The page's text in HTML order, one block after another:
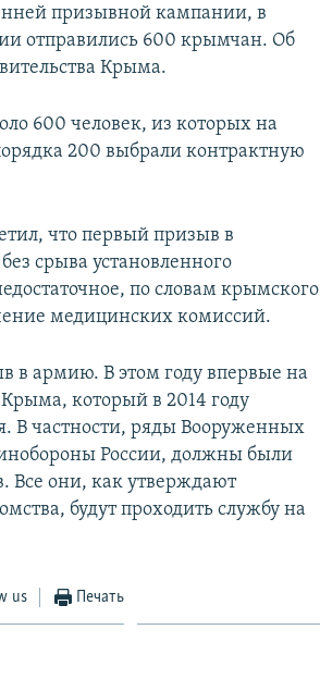
призывной кампании, в
отправились 600 крымчан. Об
Крыма.
600 человек, из которых на
200 выбрали контрактную
что первый призыв в
срыва установленного
по словам крымского
медицинских комиссий.
в армию. В этом году впервые на
который в 2014 году
В частности, ряды Вооруженных
России, должны были
Все они, как утверждают
будут проходить службу на
us Печать